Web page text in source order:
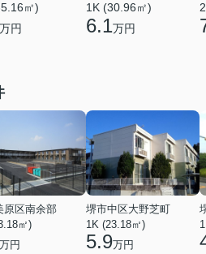
㎡)
万円
1K (30.96㎡)
6.1万円
原区南余部
㎡)
万円
堺市中区大野芝町
1K (23.18㎡)
5.9万円